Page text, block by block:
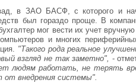
в ЗАО БАСФ, с которого и
был гораздо проще. В
мог вести их учет
и многих
"Такого рода реальное
взгляд не так заметно", -
людям работать, не терять
от внедрения системы".